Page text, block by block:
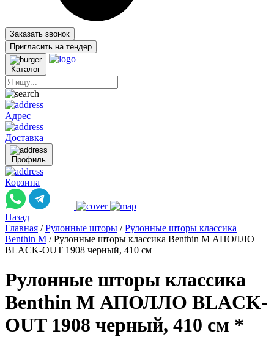
Заказать звонок
Пригласить на тендер
Каталог
Адрес
Доставка
Профиль
Корзина
Назад
Главная / Рулонные шторы / Рулонные шторы классика
Benthin M / Рулонные шторы классика Benthin M АПОЛЛО
BLACK-OUT 1908 черный, 410 см
Рулонные шторы классика
Benthin M АПОЛЛО BLACK-
OUT 1908 черный, 410 см *